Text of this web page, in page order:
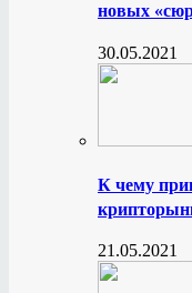
новых
30.05.2021
К чему
21.05.2021